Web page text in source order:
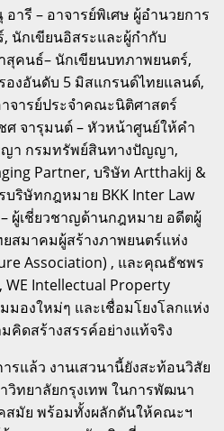
ารี – อาจารย์พิเศษ ผู้อํานวยการ
นักเขียนอิสระและผู้กํากับ
คนธ์– นักเขียนบทภาพยนตร์,
งอันดับ 5 มิสแกรนด์ไทยแลนด์,
จารย์ประจำคณะนิติศาสตร์
จารุมนต์ – หัวหน้าศูนย์ให้คำ
า กรมทรัพย์สินทางปัญญา,
Partner, บริษัท Artthakij &
ริษัทกฎหมาย BKK Inter Law
ผู้เชี่ยวชาญด้านกฎหมาย อดีตผู้
ยสมาคมผู้สร้างภาพยนตร์แห่ง
Association) , และคุณธัชพร
WE Intellectual Property
มองใหม่ๆ และเชื่อมโยงโลกแห่ง
คิดสร้างสรรค์อย่างแท้จริง
รแล้ว งานเสวนานี้ยังสะท้อนวิสัย
ทยาลัยกรุงเทพ ในการพัฒนา
สมัย พร้อมทั้งผลักดันให้คณะฯ